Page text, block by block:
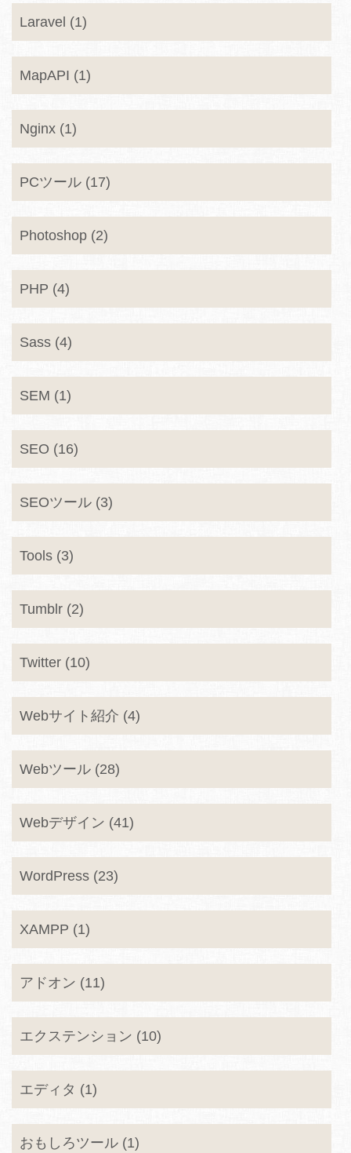
Laravel (1)
MapAPI (1)
Nginx (1)
PCツール (17)
Photoshop (2)
PHP (4)
Sass (4)
SEM (1)
SEO (16)
SEOツール (3)
Tools (3)
Tumblr (2)
Twitter (10)
Webサイト紹介 (4)
Webツール (28)
Webデザイン (41)
WordPress (23)
XAMPP (1)
アドオン (11)
エクステンション (10)
エディタ (1)
おもしろツール (1)